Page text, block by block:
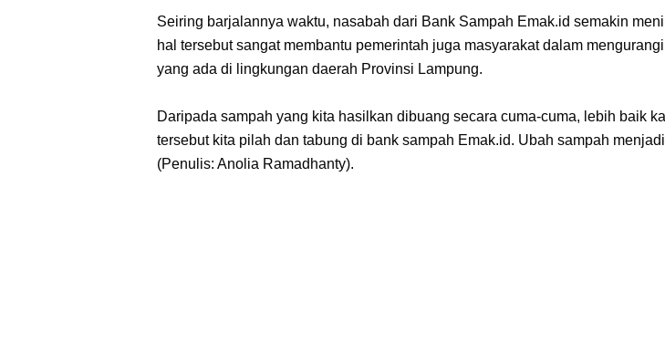
Seiring barjalannya waktu, nasabah dari Bank Sampah Emak.id semakin
hal tersebut sangat membantu pemerintah juga masyarakat dalam
yang ada di lingkungan daerah Provinsi Lampung.
Daripada sampah yang kita hasilkan dibuang secara cuma-cuma, lebih baik
tersebut kita pilah dan tabung di bank sampah Emak.id. Ubah sampah
(Penulis: Anolia Ramadhanty).